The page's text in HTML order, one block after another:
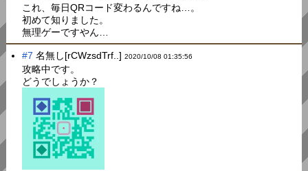
これ、毎日QRコード変わるんですね…。
初めて知りました。
無理ゲーですやん…
#7 名無し[rCWzsdTrf..]2020/10/08 01:35:56
攻略中です。
どうでしょうか？